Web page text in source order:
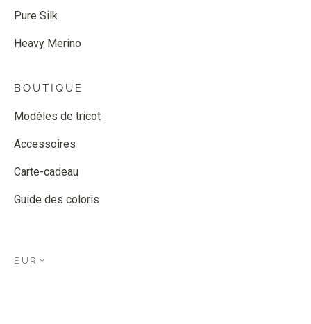
Pure Silk
Heavy Merino
BOUTIQUE
Modèles de tricot
Accessoires
Carte-cadeau
Guide des coloris
EUR